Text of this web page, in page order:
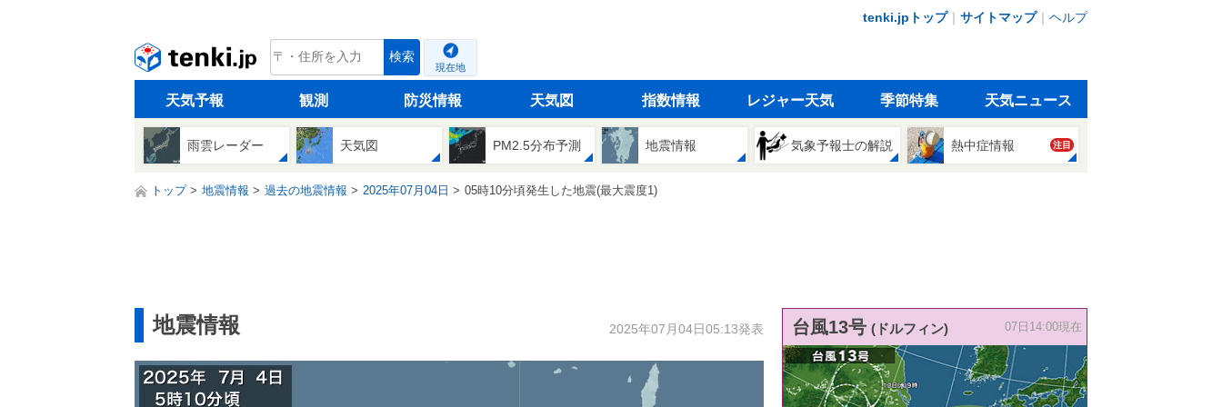
tenki.jpトップ｜ サイトマップ｜ ヘルプ
tenki.jp 検索
現在地
天気予報 観測 防災情報 天気図 指数情報 レジャー天気 季節特集 天気ニュース
雨雲レーダー 天気図 PM2.5分布予測 地震情報 気象予報士の解説 熱中症情報 注目
トップ 地震情報 過去の地震情報 2025年07月04日 05時10分頃発生した地震(最大震度1)
地震情報 2025年07月04日05:13発表 台風13号 (ドルフィン) 07日14:00現在